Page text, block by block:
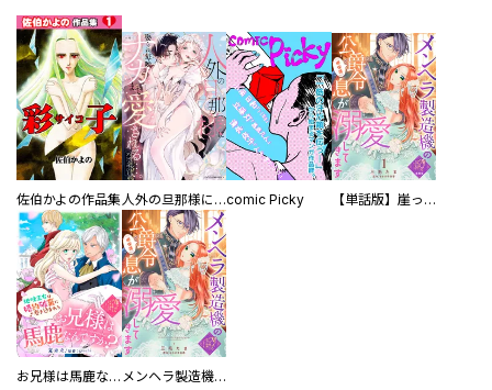
佐伯かよの作品集 人外の旦那様に娶られ毎晩ナカまで愛される…。アンソロジーcomic Picky 【単話版】崖っぷち令嬢ですが、意地と策略で幸せになります！シリーズ
お兄様は馬鹿なんですか？～地味王女は婚約破棄に巻き込まれる～ メンヘラ製造機の公爵令息（過保護）が溺愛してきます